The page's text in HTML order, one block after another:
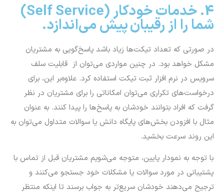
4. خدمات خودکار (Self Service)
شما را از رقیبان پیش می‌اندازد.
در صورتی که تعداد تیکت‌ها زیاد باشد پاسخ‌گویی به مشتریان
مشکل خواهد بود. در چنین مواردی می‌توان از قابلیت سلف
سرویس در نرم افزار ثبت تیکت استفاده کرد. علاوه‌بر این، برای
درخواست‌های تکراری می‌توان امکاناتی را برای مشتریان در نظر
گرفت که افراد بتوانند خودشان به پاسخ‌ها را پیدا کنند. به عنوان
مثال با افزودن بخش‌های پایگاه دانش یا سوالات متداول می‌توان به
این روند سرعت بخشید.
با توجه به نمودار پایین، متوجه می‌شویم مشتریان قبل از تماس با
پشتیبانی در مورد سوالات یا مشکلات خود جستجو می‌کنند و
ترجیح می‌دهند خودشان سریع‌تر به جواب برسند تا اینکه منتظر